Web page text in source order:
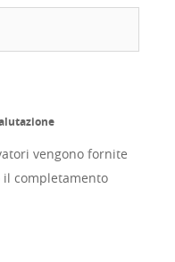
vengono fornite
completamento